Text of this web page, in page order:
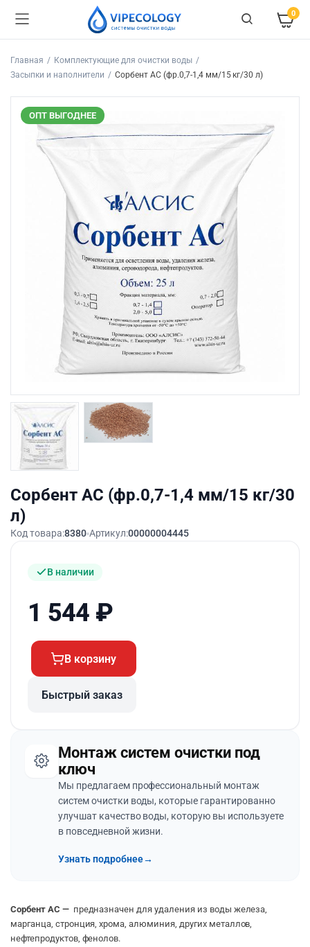
0
Главная
Комплектующие для очистки воды
Засыпки и наполнители
Сорбент АС (фр.0,7-1,4 мм/15 кг/30 л)
ОПТ ВЫГОДНЕЕ
Сорбент АС (фр.0,7-1,4 мм/15 кг/30
л)
Код товара:8380 Артикул:00000004445
В наличии
1 544 ₽
В корзину
Быстрый заказ
Монтаж систем очистки под
ключ
Мы предлагаем профессиональный монтаж
систем очистки воды, которые гарантированно
улучшат качество воды, которую вы используете
в повседневной жизни.
Узнать подробнее→
Сорбент AC — предназначен для удаления из воды железа,
марганца, стронция, хрома, алюминия, других металлов,
нефтепродуктов, фенолов.